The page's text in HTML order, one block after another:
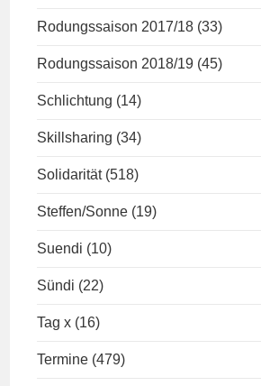
Rodungssaison 2017/18 (33)
Rodungssaison 2018/19 (45)
Schlichtung (14)
Skillsharing (34)
Solidarität (518)
Steffen/Sonne (19)
Suendi (10)
Sündi (22)
Tag x (16)
Termine (479)